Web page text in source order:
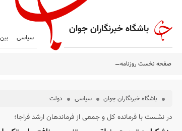
باشگاه خبرنگاران جوان
سیاسی
صفحه نخست روزنامه‌ها – پنج‌شنبه ۱۵ مرداد
باشگاه خبرنگاران جوان سیاسی دولت
در نشست با فرمانده کل و جمعی از فرماندهان ارشد فراجا؛